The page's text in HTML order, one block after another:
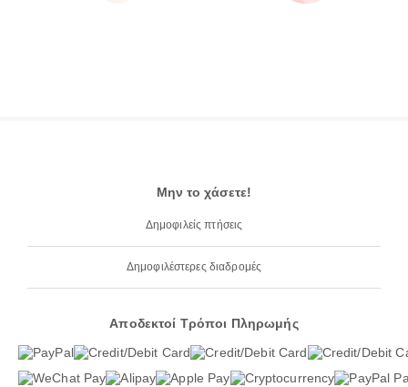
Μην το χάσετε!
Δημοφιλείς πτήσεις
Δημοφιλέστερες διαδρομές
Αποδεκτοί Τρόποι Πληρωμής